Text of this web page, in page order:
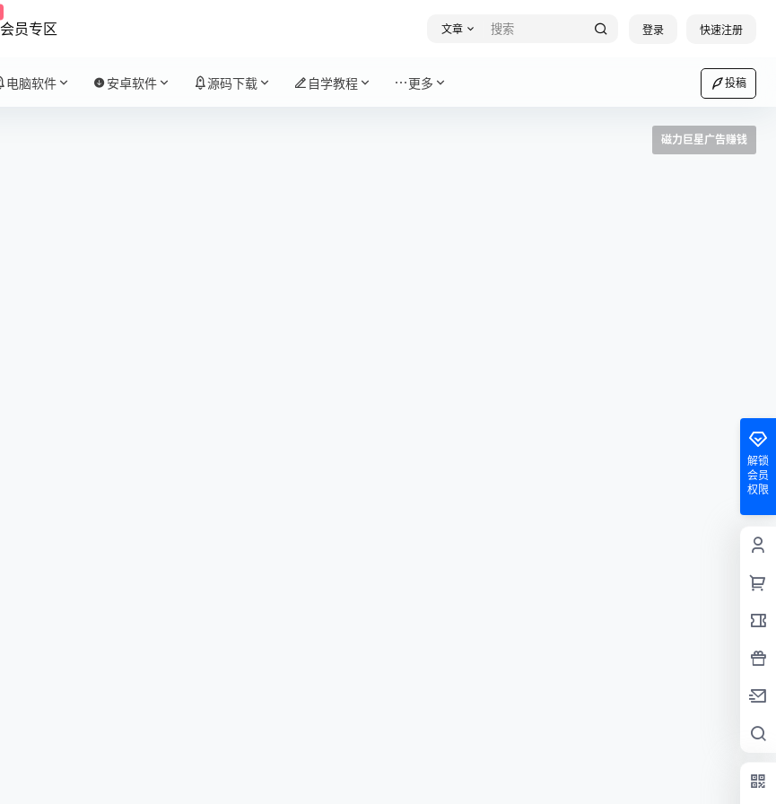
会员专区 文章 登录 快速注册
电脑软件 安卓软件 源码下载 自学教程 更多 投稿
磁力巨星广告赚钱
解锁
会员
权限